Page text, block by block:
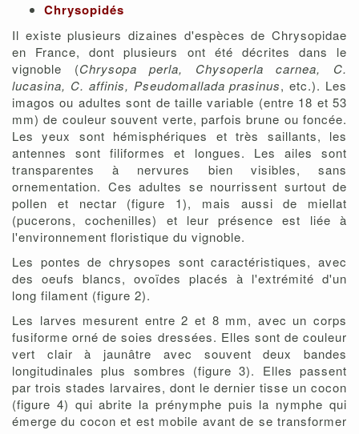
Chrysopidés
Il existe plusieurs dizaines d'espèces de Chrysopidae
en France, dont plusieurs ont été décrites dans le
vignoble (Chrysopa perla, Chysoperla carnea, C.
lucasina, C. affinis, Pseudomallada prasinus, etc.). Les
imagos ou adultes sont de taille variable (entre 18 et 53
mm) de couleur souvent verte, parfois brune ou foncée.
Les yeux sont hémisphériques et très saillants, les
antennes sont filiformes et longues. Les ailes sont
transparentes à nervures bien visibles, sans
ornementation. Ces adultes se nourrissent surtout de
pollen et nectar (figure 1), mais aussi de miellat
(pucerons, cochenilles) et leur présence est liée à
l'environnement floristique du vignoble.
Les pontes de chrysopes sont caractéristiques, avec
des oeufs blancs, ovoïdes placés à l'extrémité d'un
long filament (figure 2).
Les larves mesurent entre 2 et 8 mm, avec un corps
fusiforme orné de soies dressées. Elles sont de couleur
vert clair à jaunâtre avec souvent deux bandes
longitudinales plus sombres (figure 3). Elles passent
par trois stades larvaires, dont le dernier tisse un cocon
(figure 4) qui abrite la prénymphe puis la nymphe qui
émerge du cocon et est mobile avant de se transformer